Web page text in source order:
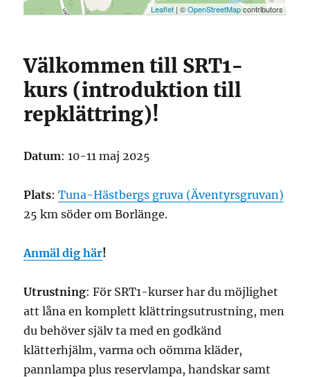
Leaflet| ©OpenStreetMapcontributors
Välkommen till SRT1-
kurs (introduktion till
repklättring)!
Datum: 10-11 maj 2025
Plats:Tuna-Hästbergs gruva (Äventyrsgruvan)
25 km söder om Borlänge.
Anmäl dig här!
Utrustning: För SRT1-kurser har du möjlighet
att låna en komplett klättringsutrustning, men
du behöver själv ta med en godkänd
klätterhjälm, varma och oömma kläder,
pannlampa plus reservlampa, handskar samt